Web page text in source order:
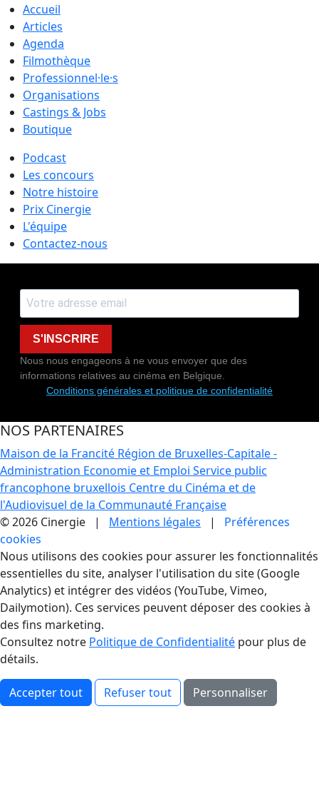
Accueil
Articles
Agenda
Filmothèque
Professionnel·le·s
Organisations
Castings & Jobs
Boutique
Podcast
Les concours
Notre histoire
Prix Cinergie
L'équipe
Contactez-nous
S'INSCRIRE
Nous nous engageons à ne vous envoyer que des
informations relatives au cinéma en Belgique.
Conditions générales et politique de confidentialité
NOS PARTENAIRES
Maison de la Francité Région de Bruxelles-Capitale -
Administration Economie et Emploi Service public
francophone bruxellois Centre du Cinéma et de
l'Audiovisuel de la Communauté Française
© 2026 Cinergie | Mentions légales | Préférences
cookies
Gestion des Cookies
Nous utilisons des cookies pour assurer les fonctionnalités
essentielles du site, analyser l'utilisation du site (Google
Analytics) et intégrer des vidéos (YouTube, Vimeo,
Dailymotion). Ces services peuvent déposer des cookies à
des fins marketing.
Consultez notre Politique de Confidentialité pour plus de
détails.
Accepter tout Refuser tout Personnaliser